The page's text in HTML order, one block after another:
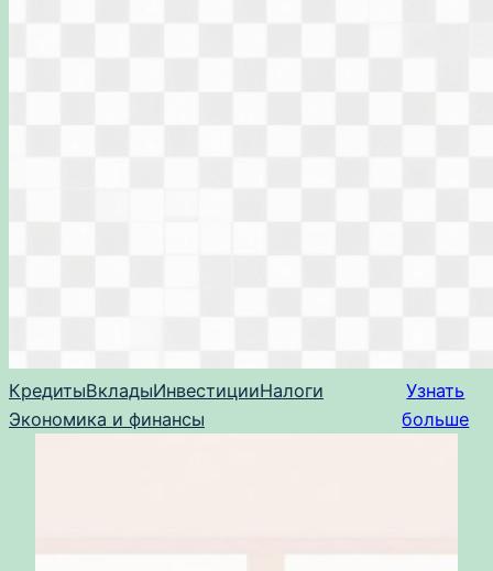
КредитыВкладыИнвестицииНалоги
Экономика и финансы
Узнать
больше